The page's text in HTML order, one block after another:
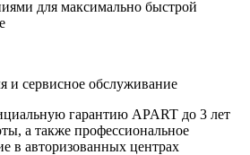
для максимально быстрой
и сервисное обслуживание
гарантию APART до 3 лет
а также профессиональное
в авторизованных центрах